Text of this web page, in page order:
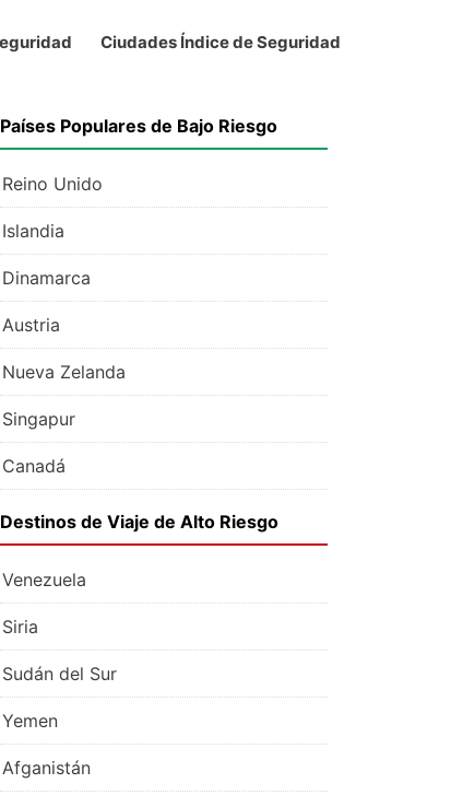
Ciudades Índice de Seguridad
Países Populares de Bajo Riesgo
Reino Unido
Islandia
Dinamarca
Austria
Nueva Zelanda
Singapur
Canadá
Destinos de Viaje de Alto Riesgo
Venezuela
Siria
Sudán del Sur
Yemen
Afganistán